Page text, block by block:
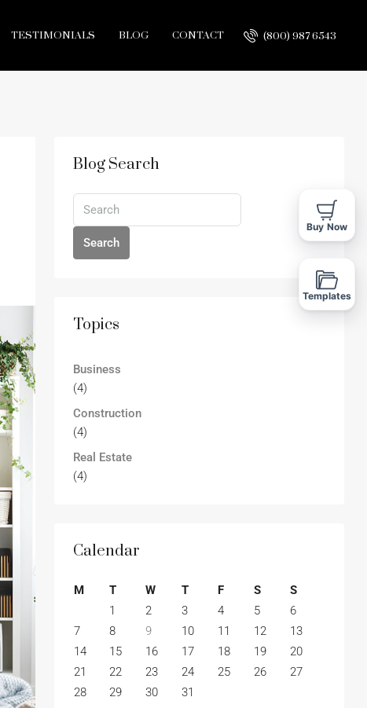
TESTIMONIALS BLOG CONTACT (800) 987 6543
Blog Search
Search
Topics
Business
(4)
Construction
(4)
Real Estate
(4)
Calendar
M T W T F S
S
1
2 3 4 5
6
7
8 9 10 11 12
13
14
15 16 17 18 19
20
21
22 23 24 25 26
27
28
29 30 31
Buy Now
Templates